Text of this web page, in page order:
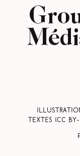
Illustrations
Textes (CC BY-